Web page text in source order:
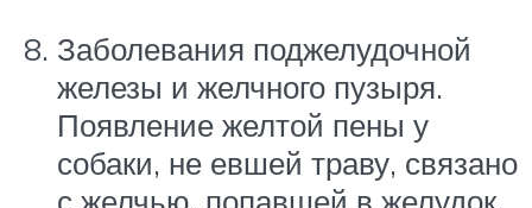
Заболевания поджелудочной
железы и желчного пузыря.
Появление желтой пены у
собаки, не евшей траву, связано
с желчью, попавшей в желудок.